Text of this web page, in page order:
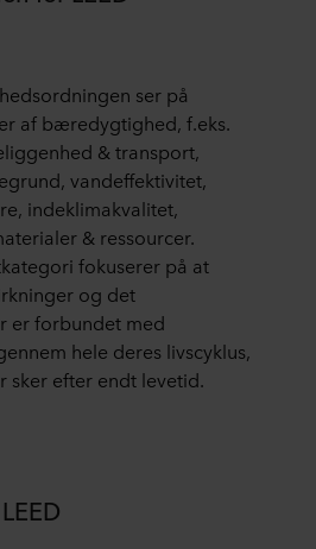
ser på
af bæredygtighed, f.eks.
& transport,
vandeffektivitet,
indeklimakvalitet,
& ressourcer.
fokuserer på at
og det
er forbundet med
hele deres livscyklus,
sker efter endt levetid.